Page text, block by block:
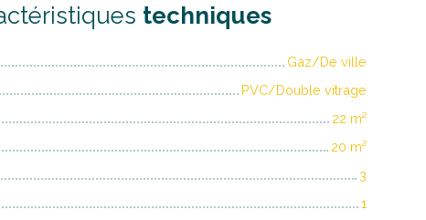
techniques
Gaz/De ville
PVC/Double vitrage
22 m²
20 m²
3
1